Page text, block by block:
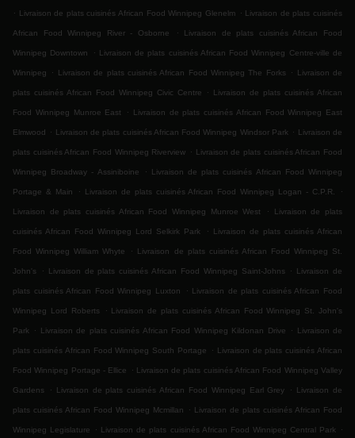
. Livraison de plats cuisinés African Food Winnipeg Glenelm . Livraison de plats cuisinés
African Food Winnipeg River - Osborne . Livraison de plats cuisinés African Food
Winnipeg Downtown . Livraison de plats cuisinés African Food Winnipeg Centre-ville de
Winnipeg . Livraison de plats cuisinés African Food Winnipeg The Forks . Livraison de
plats cuisinés African Food Winnipeg Civic Centre . Livraison de plats cuisinés African
Food Winnipeg Munroe East . Livraison de plats cuisinés African Food Winnipeg East
Elmwood . Livraison de plats cuisinés African Food Winnipeg Windsor Park . Livraison de
plats cuisinés African Food Winnipeg Riverview . Livraison de plats cuisinés African Food
Winnipeg Broadway - Assiniboine . Livraison de plats cuisinés African Food Winnipeg
Portage & Main . Livraison de plats cuisinés African Food Winnipeg Logan - C.P.R. .
Livraison de plats cuisinés African Food Winnipeg Munroe West . Livraison de plats
cuisinés African Food Winnipeg Lord Selkirk Park . Livraison de plats cuisinés African
Food Winnipeg William Whyte . Livraison de plats cuisinés African Food Winnipeg St.
John's . Livraison de plats cuisinés African Food Winnipeg Saint-Johns . Livraison de
plats cuisinés African Food Winnipeg Luxton . Livraison de plats cuisinés African Food
Winnipeg Lord Roberts . Livraison de plats cuisinés African Food Winnipeg St. John's
Park . Livraison de plats cuisinés African Food Winnipeg Kildonan Drive . Livraison de
plats cuisinés African Food Winnipeg South Portage . Livraison de plats cuisinés African
Food Winnipeg Portage - Ellice . Livraison de plats cuisinés African Food Winnipeg Valley
Gardens . Livraison de plats cuisinés African Food Winnipeg Earl Grey . Livraison de
plats cuisinés African Food Winnipeg Mcmillan . Livraison de plats cuisinés African Food
Winnipeg Legislature . Livraison de plats cuisinés African Food Winnipeg Central Park .